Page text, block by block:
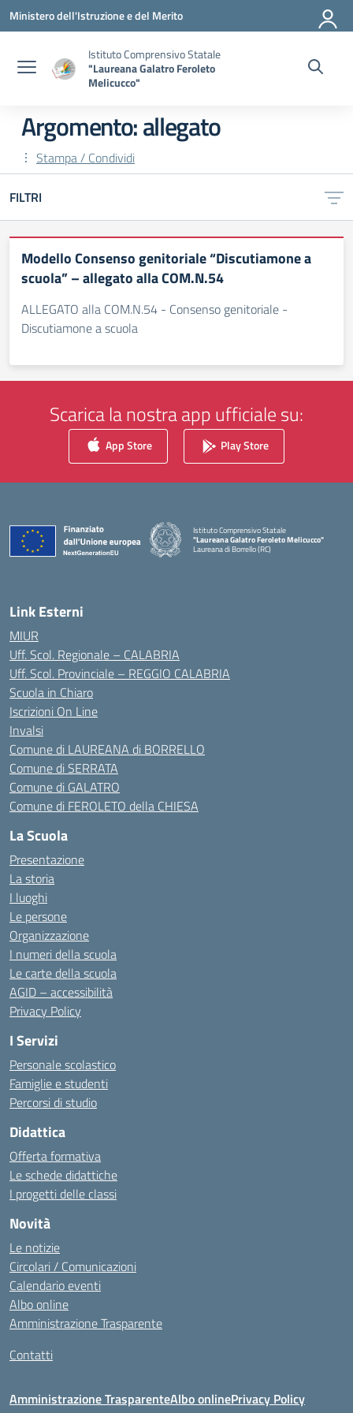
Vai ai contenuti
Vai al menu di navigazione
Vai al footer
Ministero dell'Istruzione e del Merito
Istituto Comprensivo Statale
"Laureana Galatro Feroleto
Melicucco"
Argomento: allegato
Stampa / Condividi
FILTRI
Modello Consenso genitoriale “Discutiamone a
scuola” – allegato alla COM.N.54
ALLEGATO alla COM.N.54 - Consenso genitoriale -
Discutiamone a scuola
Scarica la nostra app ufficiale su:
App Store Play Store
Istituto Comprensivo Statale
"Laureana Galatro Feroleto Melicucco"
Laureana di Borrello (RC)
Link Esterni
MIUR
Uff. Scol. Regionale – CALABRIA
Uff. Scol. Provinciale – REGGIO CALABRIA
Scuola in Chiaro
Iscrizioni On Line
Invalsi
Comune di LAUREANA di BORRELLO
Comune di SERRATA
Comune di GALATRO
Comune di FEROLETO della CHIESA
La Scuola
Presentazione
La storia
I luoghi
Le persone
Organizzazione
I numeri della scuola
Le carte della scuola
AGID – accessibilità
Privacy Policy
I Servizi
Personale scolastico
Famiglie e studenti
Percorsi di studio
Didattica
Offerta formativa
Le schede didattiche
I progetti delle classi
Novità
Le notizie
Circolari / Comunicazioni
Calendario eventi
Albo online
Amministrazione Trasparente
Contatti
Amministrazione TrasparenteAlbo onlinePrivacy Policy